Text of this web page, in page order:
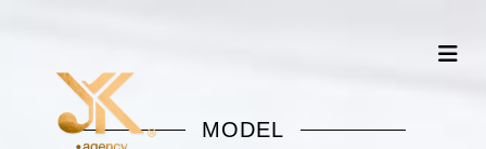
MODEL